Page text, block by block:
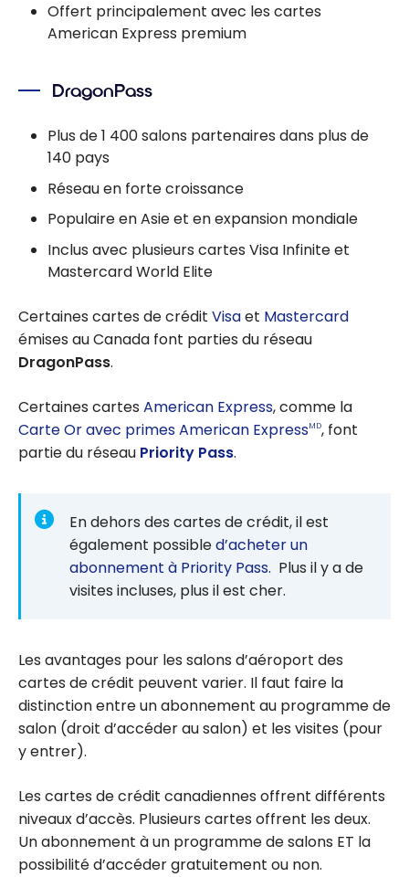
Offert principalement avec les cartes
American Express premium
DragonPass
Plus de 1 400 salons partenaires dans plus de
140 pays
Réseau en forte croissance
Populaire en Asie et en expansion mondiale
Inclus avec plusieurs cartes Visa Infinite et
Mastercard World Elite
Certaines cartes de crédit Visaet Mastercard
émises au Canada font parties du réseau
DragonPass.
Certaines cartes American Express, comme la
Carte Or avec primes American ExpressMD, font
partie du réseau Priority Pass.
En dehors des cartes de crédit, il est
également possibled’acheter un
abonnement à Priority Pass. Plus il y a de
visites incluses, plus il est cher.
Les avantages pour les salons d’aéroport des
cartes de crédit peuvent varier. Il faut faire la
distinction entre un abonnement au programme de
salon (droit d’accéder au salon) et les visites (pour
y entrer).
Les cartes de crédit canadiennes offrent différents
niveaux d’accès. Plusieurs cartes offrent les deux.
Un abonnement à un programme de salons ET la
possibilité d’accéder gratuitement ou non.